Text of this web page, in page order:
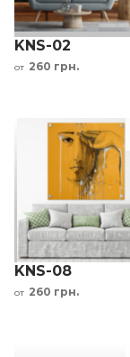
KNS-02
от 260 грн.
KNS-08
от 260 грн.